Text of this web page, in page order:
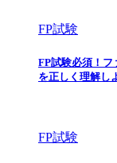
FP試験
FP試験必須！フ
を正しく理解し
FP試験